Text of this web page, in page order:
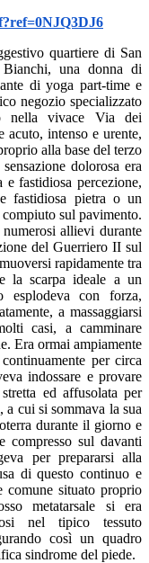
quartiere di San
una donna di
di yoga part-time e
negozio specializzato
nella vivace Via dei
intenso e urente,
alla base del terzo
dolorosa era
e fastidiosa percezione,
fastidiosa pietra o un
sul pavimento.
allievi durante
del Guerriero II sul
rapidamente tra
la scarpa ideale a un
esplodeva con forza,
a massaggiarsi
casi, a camminare
Era ormai ampiamente
per circa
indossare e provare
ed affusolata per
a cui si sommava la sua
durante il giorno e
compresso sul davanti
per prepararsi alla
di questo continuo e
comune situato proprio
metatarsale si era
nel tipico tessuto
così un quadro
sindrome del piede.